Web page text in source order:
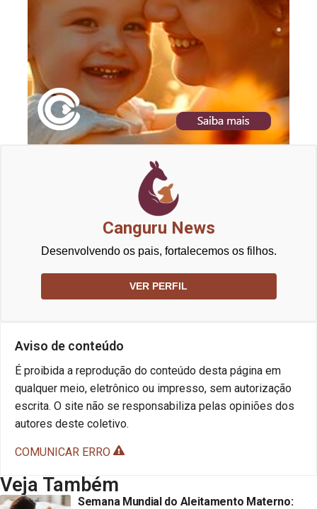
Canguru News
Desenvolvendo os pais, fortalecemos os filhos.
VER PERFIL
Aviso de conteúdo
É proibida a reprodução do conteúdo desta página em
qualquer meio, eletrônico ou impresso, sem autorização
escrita. O site não se responsabiliza pelas opiniões dos
autores deste coletivo.
COMUNICAR ERRO
Veja Também
Semana Mundial do Aleitamento Materno: